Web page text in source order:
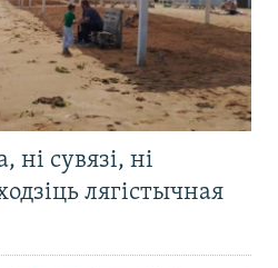
ні сувязі, ні
лягістычная